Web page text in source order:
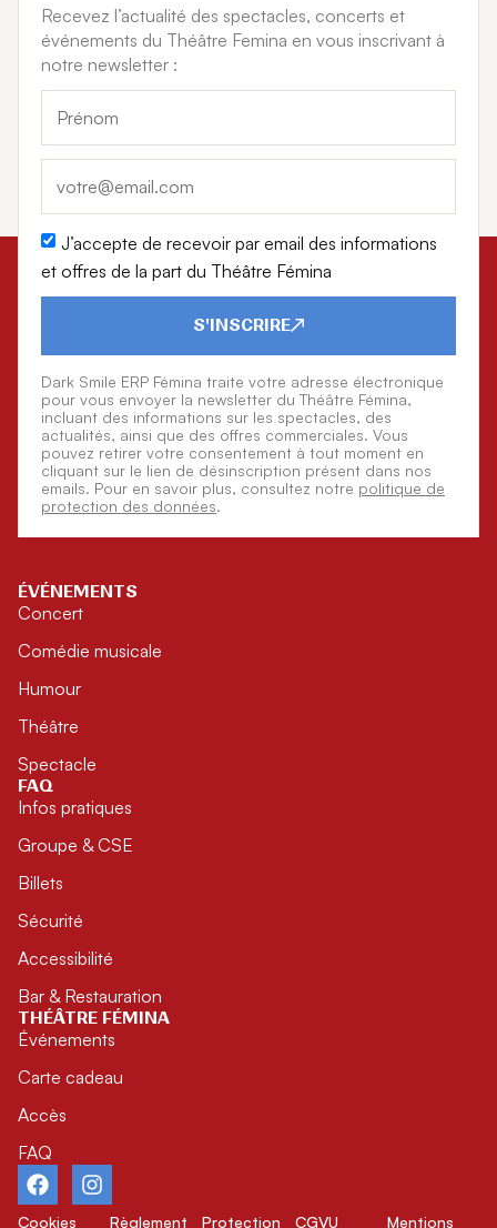
Recevez l’actualité des spectacles, concerts et
événements du Théâtre Femina en vous inscrivant à
notre newsletter :
J’accepte de recevoir par email des informations
et offres de la part du Théâtre Fémina
S'INSCRIRE
Dark Smile ERP Fémina traite votre adresse électronique
pour vous envoyer la newsletter du Théâtre Fémina,
incluant des informations sur les spectacles, des
actualités, ainsi que des offres commerciales. Vous
pouvez retirer votre consentement à tout moment en
cliquant sur le lien de désinscription présent dans nos
emails. Pour en savoir plus, consultez notre politique de
protection des données.
ÉVÉNEMENTS
Concert
Comédie musicale
Humour
Théâtre
Spectacle
FAQ
Infos pratiques
Groupe & CSE
Billets
Sécurité
Accessibilité
Bar & Restauration
THÉÂTRE FÉMINA
Événements
Carte cadeau
Accès
FAQ
Cookies Règlement Protection CGVU Mentions